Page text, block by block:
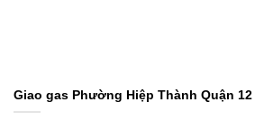
Giao gas Phường Hiệp Thành Quận 12